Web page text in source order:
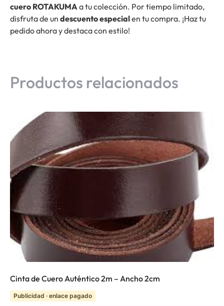
cuero ROTAKUMA a tu colección. Por tiempo limitado,
disfruta de un descuento especialen tu compra. ¡Haz tu
pedido ahora y destaca con estilo!
Productos relacionados
Cinta de Cuero Auténtico 2m – Ancho 2cm
Publicidad · enlace pagado